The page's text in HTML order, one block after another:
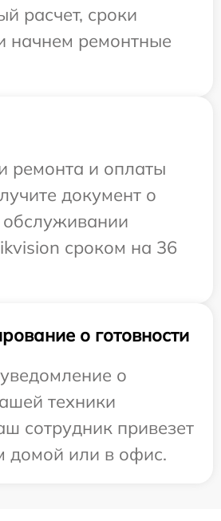
расчет, сроки
начнем ремонтные
ремонта и оплаты
документ о
сроком на 36
о готовности
о
техники
сотрудник привезет
домой или в офис.